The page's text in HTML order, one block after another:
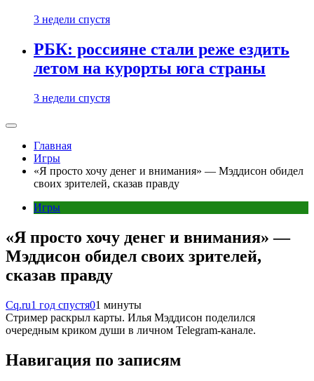
3 недели спустя
РБК: россияне стали реже ездить
летом на курорты юга страны
3 недели спустя
Главная
Игры
«Я просто хочу денег и внимания» — Мэддисон обидел
своих зрителей, сказав правду
Игры
«Я просто хочу денег и внимания» —
Мэддисон обидел своих зрителей,
сказав правду
Cq.ru1 год спустя01 минуты
Стример раскрыл карты. Илья Мэддисон поделился
очередным криком души в личном Telegram-канале.
Навигация по записям